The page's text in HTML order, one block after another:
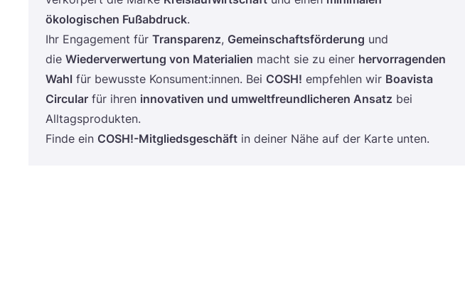
öko­lo­gi­schen Fuß­ab­druck.
Ihr Enga­ge­ment für Trans­pa­renz, Gemein­schafts­för­de­rung und
die Wie­der­ver­wer­tung von Mate­ria­li­en macht sie zu einer her­vor­ra­gen­den
Wahl für bewuss­te Konsument:innen. Bei COSH! emp­feh­len wir Boavis­ta
Cir­cu­lar für ihren inno­va­ti­ven und umwelt­freund­li­che­ren Ansatz bei
Alltagsprodukten.
Fin­de ein COSH!-Mitgliedsgeschäft in dei­ner Nähe auf der Kar­te unten.